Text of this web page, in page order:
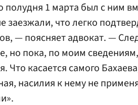
полудня 1 марта был с ним
заезжали, что легко
— поясняет адвокат. —
но пока, по моим
Что касается самого
насилия к нему не